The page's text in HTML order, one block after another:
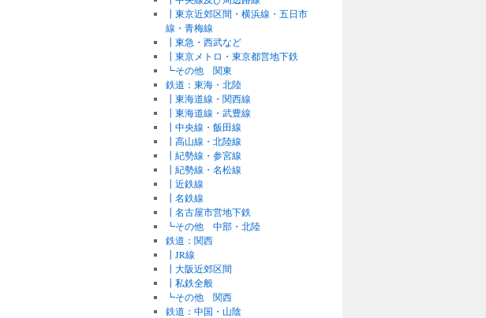
┃東京近郊区間・横浜線・五日市
線・青梅線
┃東急・西武など
┃東京メトロ・東京都営地下鉄
┗その他 関東
鉄道：東海・北陸
┃東海道線・関西線
┃東海道線・武豊線
┃中央線・飯田線
┃高山線・北陸線
┃紀勢線・参宮線
┃紀勢線・名松線
┃近鉄線
┃名鉄線
┃名古屋市営地下鉄
┗その他 中部・北陸
鉄道：関西
┃JR線
┃大阪近郊区間
┃私鉄全般
┗その他 関西
鉄道：中国・山陰